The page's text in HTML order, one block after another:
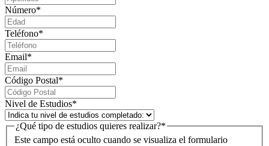
Número*
Teléfono*
Email*
Código Postal*
Nivel de Estudios*
Este campo está oculto cuando se visualiza el formulario
¿Qué tipo de estudios quieres realizar?*